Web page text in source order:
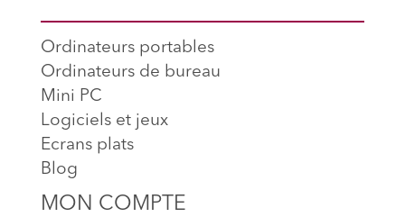
Ordinateurs portables
Ordinateurs de bureau
Mini PC
Logiciels et jeux
Ecrans plats
Blog
MON COMPTE